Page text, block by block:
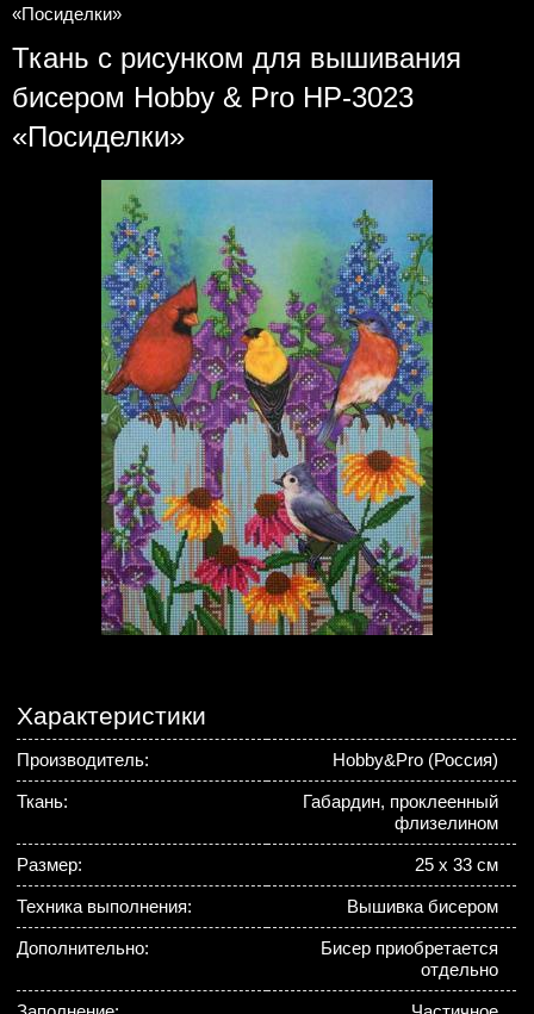
«Посиделки»
Ткань с рисунком для вышивания
бисером Hobby & Pro НР-3023
«Посиделки»
Характеристики
Производитель: Hobby&Pro (Россия)
Ткань:
Габардин, проклеенный
флизелином
Размер: 25 х 33 см
Техника выполнения: Вышивка бисером
Дополнительно:
Бисер приобретается
отдельно